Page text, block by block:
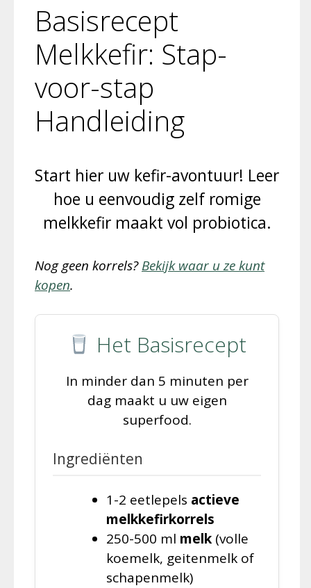
Basisrecept
Melkkefir: Stap-
voor-stap
Handleiding
Start hier uw kefir-avontuur! Leer
hoe u eenvoudig zelf romige
melkkefir maakt vol probiotica.
Nog geen korrels?Bekijk waar u ze kunt
kopen.
Het Basisrecept
In minder dan 5 minuten per
dag maakt u uw eigen
superfood.
Ingrediënten
1-2 eetlepels actieve
melkkefirkorrels
250-500 ml melk (volle
koemelk, geitenmelk of
schapenmelk)